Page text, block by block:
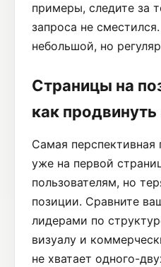
примеры, следите за
запроса не
небольшой, но
Страницы на
как
Самая перспективная
уже на первой
пользователям, но
позиции. Сравните
лидерами по
визуалу и
не хватает одного-